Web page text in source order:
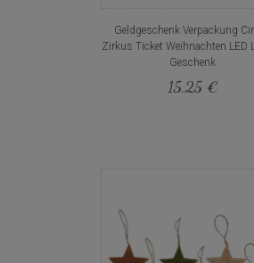
Geldgeschenk Verpackung
Zirkus Ticket Weihnachten LED
Geschenk
15,25 €